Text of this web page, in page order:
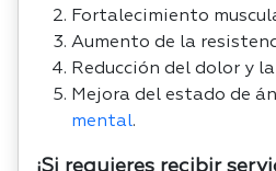
Fortalecimiento
Aumento de la
Reducción del dolor y
Mejora del estado de
mental.
¡Si requieres recibir